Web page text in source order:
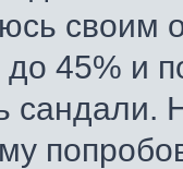
своим
45% и
сандали.